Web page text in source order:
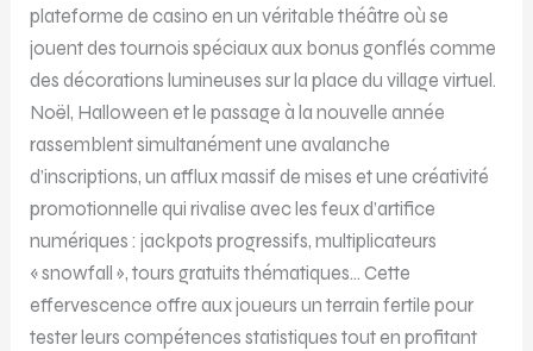
plateforme de casino en un véritable théâtre où se
jouent des tournois spéciaux aux bonus gonflés comme
des décorations lumineuses sur la place du village virtuel.
Noël, Halloween et le passage à la nouvelle année
rassemblent simultanément une avalanche
d’inscriptions, un afflux massif de mises et une créativité
promotionnelle qui rivalise avec les feux d’artifice
numériques : jackpots progressifs, multiplicateurs
« snowfall », tours gratuits thématiques… Cette
effervescence offre aux joueurs un terrain fertile pour
tester leurs compétences statistiques tout en profitant